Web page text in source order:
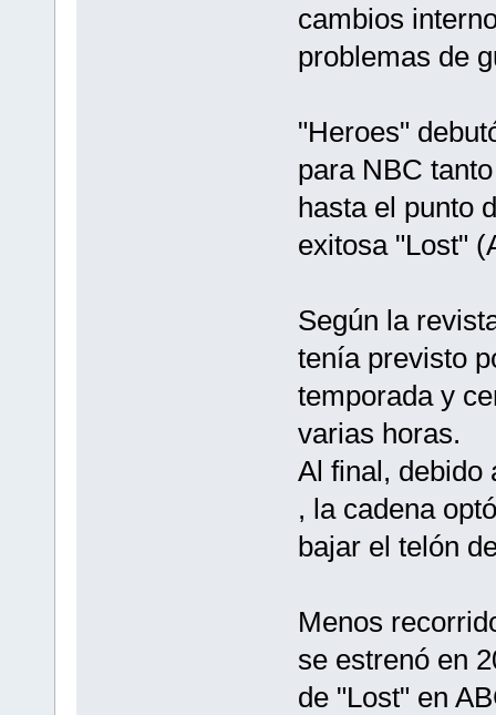
cambios
problemas de
"Heroes"
para NBC
hasta el punto
exitosa "Lost"
Según la
tenía previsto
temporada y
varias horas.
Al final, debido
, la cadena
bajar el telón
Menos
se estrenó en
de "Lost" en